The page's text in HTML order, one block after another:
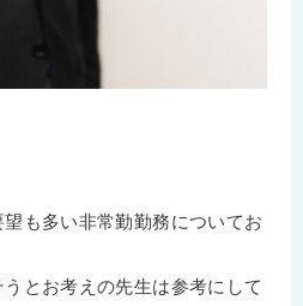
も多い非常勤勤務についてお
とお考えの先生は参考にして